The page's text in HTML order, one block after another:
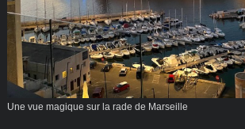
Une vue magique sur la rade de Marseille